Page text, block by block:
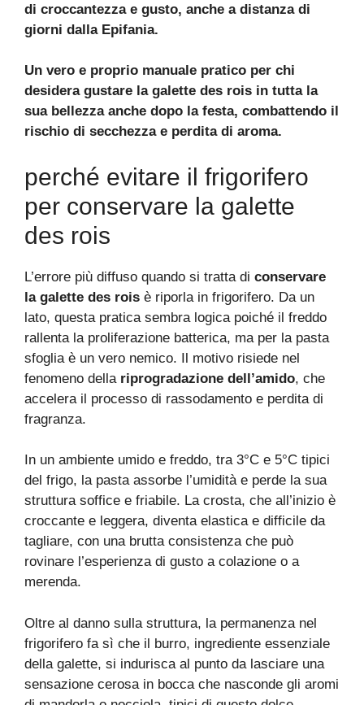
di croccantezza e gusto, anche a distanza di
giorni dalla Epifania.
Un vero e proprio manuale pratico per chi
desidera gustare la galette des rois in tutta la
sua bellezza anche dopo la festa, combattendo il
rischio di secchezza e perdita di aroma.
perché evitare il frigorifero
per conservare la galette
des rois
L’errore più diffuso quando si tratta di conservare
la galette des rois è riporla in frigorifero. Da un
lato, questa pratica sembra logica poiché il freddo
rallenta la proliferazione batterica, ma per la pasta
sfoglia è un vero nemico. Il motivo risiede nel
fenomeno della riprogradazione dell’amido, che
accelera il processo di rassodamento e perdita di
fragranza.
In un ambiente umido e freddo, tra 3°C e 5°C tipici
del frigo, la pasta assorbe l’umidità e perde la sua
struttura soffice e friabile. La crosta, che all’inizio è
croccante e leggera, diventa elastica e difficile da
tagliare, con una brutta consistenza che può
rovinare l’esperienza di gusto a colazione o a
merenda.
Oltre al danno sulla struttura, la permanenza nel
frigorifero fa sì che il burro, ingrediente essenziale
della galette, si indurisca al punto da lasciare una
sensazione cerosa in bocca che nasconde gli aromi